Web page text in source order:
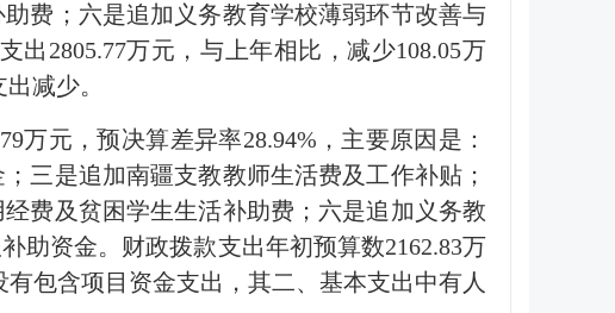
费；六是追加义务教育学校薄弱环节改善与
2805.77万元，与上年相比，减少108.05万
减少。
万元，预决算差异率28.94%，主要原因是：
三是追加南疆支教教师生活费及工作补贴；
费及贫困学生生活补助费；六是追加义务教
助资金。财政拨款支出年初预算数2162.83万
包含项目资金支出，其二、基本支出中有人